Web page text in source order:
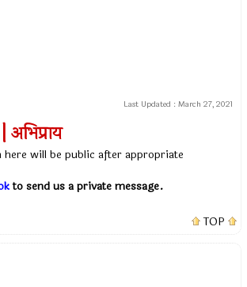
Last Updated : March 27, 2021
will be public after appropriate
to send us a private message.
TOP